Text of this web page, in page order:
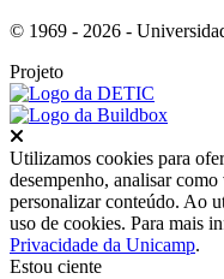
© 1969 - 2026 -
Projeto
Utilizamos cookies para
desempenho, analisar
personalizar conteúdo. Ao
uso de cookies. Para mais
Privacidade da Unicamp.
Estou ciente